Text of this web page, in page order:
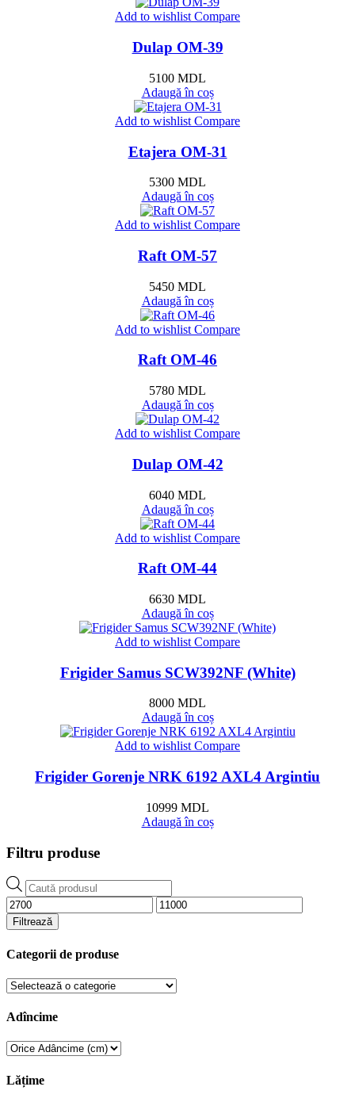
Add to wishlistCompare
Dulap OM-39
5100 MDL
Adaugă în coș
Add to wishlist Compare
Etajera OM-31
5300 MDL
Adaugă în coș
Add to wishlist Compare
Raft OM-57
5450 MDL
Adaugă în coș
Add to wishlist Compare
Raft OM-46
5780 MDL
Adaugă în coș
Add to wishlist Compare
Dulap OM-42
6040 MDL
Adaugă în coș
Add to wishlist Compare
Raft OM-44
6630 MDL
Adaugă în coș
Add to wishlist Compare
Frigider Samus SCW392NF (White)
8000 MDL
Adaugă în coș
Add to wishlistCompare
Frigider Gorenje NRK 6192 AXL4 Argintiu
10999 MDL
Adaugă în coș
Filtru produse
Products
search
Preț
minim
Preț
maxim
Filtrează
Categorii de produse
Adîncime
Lățime